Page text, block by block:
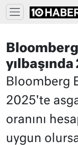
Bloomberg
2025'te
oranını
uygun